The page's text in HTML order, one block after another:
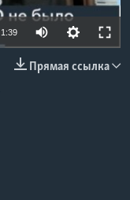
1:39
Прямая ссылка